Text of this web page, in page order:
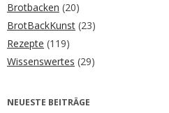
Brotbacken (20)
BrotBackKunst (23)
Rezepte (119)
Wissenswertes (29)
NEUESTE BEITRÄGE